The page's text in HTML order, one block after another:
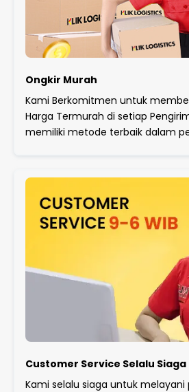
Ongkir Murah
Kami Berkomitmen untuk
Harga Termurah di setiap
memiliki metode terbaik dalam
Customer Service Selalu Siaga
Kami selalu siaga untuk melayani